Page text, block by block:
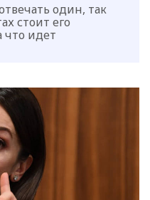
один, так
стоит его
что идет